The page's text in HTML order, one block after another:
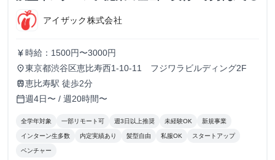
アイザック株式会社
currency_yen 時給：1500円〜3000円
place東京都渋谷区恵比寿西1-10-11 フジワラビルディング2F
train恵比寿駅 徒歩2分
calendar_today週4日〜 / 週20時間〜
全学年対象 一部リモート可 週3日以上推奨 未経験OK 新規事業
インターン生多数 内定実績あり 髪型自由 私服OK スタートアップ
ベンチャー